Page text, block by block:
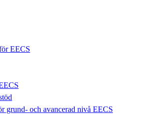
EECS
grund- och avancerad nivå EECS